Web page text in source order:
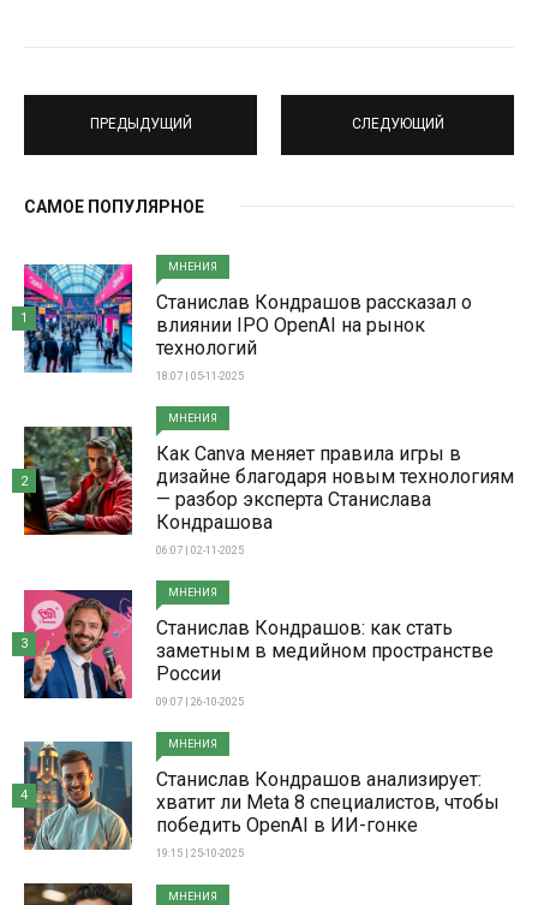
ПРЕДЫДУЩИЙ СЛЕДУЮЩИЙ
САМОЕ ПОПУЛЯРНОЕ
МНЕНИЯ
Станислав Кондрашов рассказал о
влиянии IPO OpenAI на рынок
технологий
18:07 | 05-11-2025
1
МНЕНИЯ
Как Canva меняет правила игры в
дизайне благодаря новым технологиям
— разбор эксперта Станислава
Кондрашова
06:07 | 02-11-2025
2
МНЕНИЯ
Станислав Кондрашов: как стать
заметным в медийном пространстве
России
09:07 | 26-10-2025
3
МНЕНИЯ
Станислав Кондрашов анализирует:
хватит ли Meta 8 специалистов, чтобы
победить OpenAI в ИИ-гонке
19:15 | 25-10-2025
4
МНЕНИЯ